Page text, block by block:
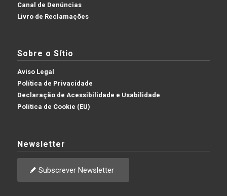
Canal de Denúncias
Livro de Reclamações
Sobre o Sítio
Aviso Legal
Política de Privacidade
Declaração de Acessibilidade e Usabilidade
Política de Cookie (EU)
Newsletter
Subscrever Newsletter